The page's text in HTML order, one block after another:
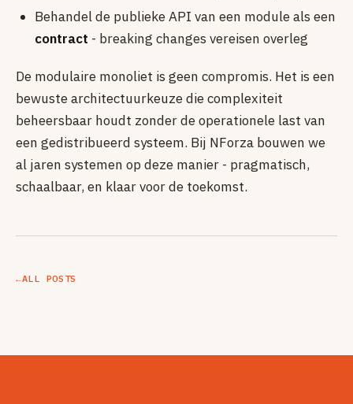
Behandel de publieke API van een module als een
contract - breaking changes vereisen overleg
De modulaire monoliet is geen compromis. Het is een
bewuste architectuurkeuze die complexiteit
beheersbaar houdt zonder de operationele last van
een gedistribueerd systeem. Bij NForza bouwen we
al jaren systemen op deze manier - pragmatisch,
schaalbaar, en klaar voor de toekomst.
←ALL POSTS